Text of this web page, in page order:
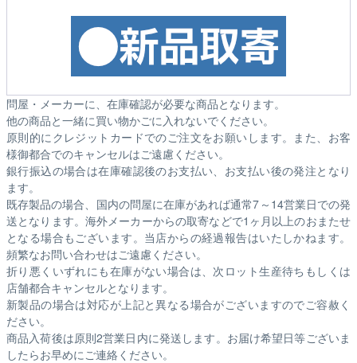
問屋・メーカーに、在庫確認が必要な商品となります。
他の商品と一緒に買い物かごに入れないでください。
原則的にクレジットカードでのご注文をお願いします。また、お客
様御都合でのキャンセルはご遠慮ください。
銀行振込の場合は在庫確認後のお支払い、お支払い後の発注となり
ます。
既存製品の場合、国内の問屋に在庫があれば通常7～14営業日での発
送となります。海外メーカーからの取寄などで1ヶ月以上のおまたせ
となる場合もございます。 当店からの経過報告はいたしかねます。
頻繁なお問い合わせはご遠慮ください。
折り悪くいずれにも在庫がない場合は、次ロット生産待ちもしくは
店舗都合キャンセルとなります。
新製品の場合は対応が上記と異なる場合がございますのでご容赦く
ださい。
商品入荷後は原則2営業日内に発送します。お届け希望日等ございま
したらお早めにご連絡ください。